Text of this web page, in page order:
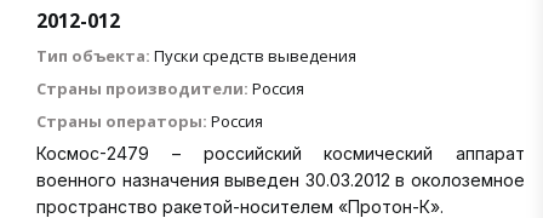
2012-012
Тип объекта: Пуски средств выведения
Страны производители: Россия
Страны операторы: Россия
Космос-2479 – российский космический аппарат
военного назначения выведен 30.03.2012 в околоземное
пространство ракетой-носителем «Протон-К».